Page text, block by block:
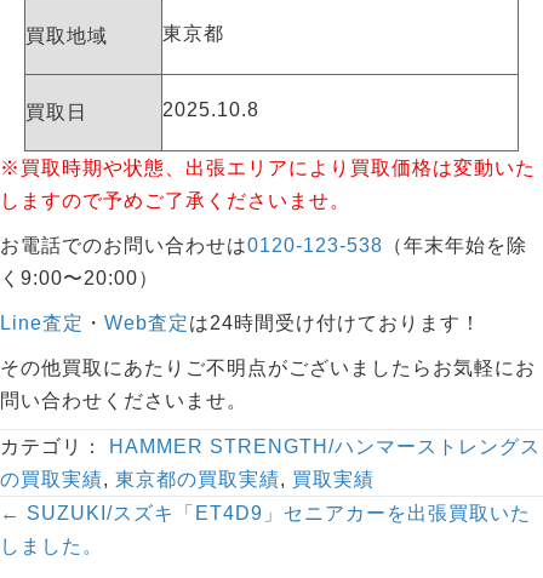
買取地域 東京都
買取日 2025.10.8
※買取時期や状態、出張エリアにより買取価格は変動いた
しますので予めご了承くださいませ。
お電話でのお問い合わせは0120-123-538 （年末年始を除
く9:00〜20:00）
Line査定 ・ Web査定は24時間受け付けております！
その他買取にあたりご不明点がございましたらお気軽にお
問い合わせくださいませ。
カテゴリ：
HAMMER STRENGTH/ハンマーストレングス
の買取実績, 東京都の買取実績, 買取実績
Posts
navigation
← SUZUKI/スズキ「ET4D9」セニアカーを出張買取いた
しました。